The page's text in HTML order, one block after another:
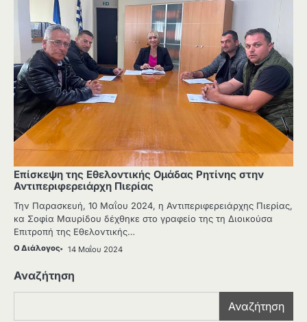
Επίσκεψη της Εθελοντικής Ομάδας Ρητίνης στην
Αντιπεριφερειάρχη Πιερίας
Την Παρασκευή, 10 Μαΐου 2024, η Αντιπεριφερειάρχης Πιερίας,
κα Σοφία Μαυρίδου δέχθηκε στο γραφείο της τη Διοικούσα
Επιτροπή της Εθελοντικής…
Ο Διάλογος 14 Μαΐου 2024
Αναζήτηση
Αναζήτηση